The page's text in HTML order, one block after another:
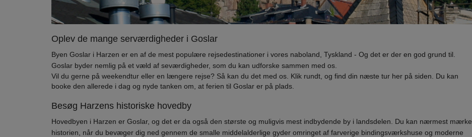
Oplev de mange serværdigheder i Goslar
Byen Goslar i Harzen er en af de mest populære rejsedestinationer i vores naboland, Tyskland - Og det er der en god grund til.
Goslar byder nemlig på et væld af seværdigheder, som du kan udforske sammen med os.
Vil du gerne på weekendtur eller en længere rejse? Så kan du det med os. Klik rundt, og find din næste tur her på siden. Du kan
booke den allerede i dag og nyde tanken om, at ferien til Goslar er på plads.
Besøg Harzens historiske hovedby
Hovedbyen i Harzen er Goslar, og det er da også den største og muligvis mest indbydende by i landsdelen. Du kan nærmest mærke
historien, når du bevæger dig ned gennem de smalle middelalderlige gyder omringet af farverige bindingsværkshuse og moderne